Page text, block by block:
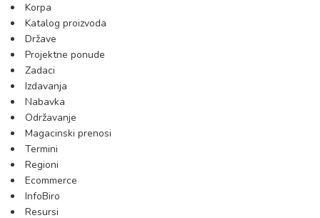
Korpa
Katalog proizvoda
Države
Projektne ponude
Zadaci
Izdavanja
Nabavka
Održavanje
Magacinski prenosi
Termini
Regioni
Ecommerce
InfoBiro
Resursi